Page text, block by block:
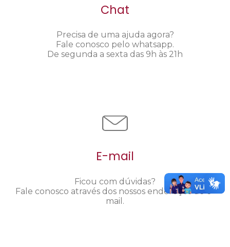
Chat
Precisa de uma ajuda agora?
Fale conosco pelo whatsapp.
De segunda a sexta das 9h às 21h
E-mail
Ficou com dúvidas?
Fale conosco através dos nossos endereços de e-
mail.